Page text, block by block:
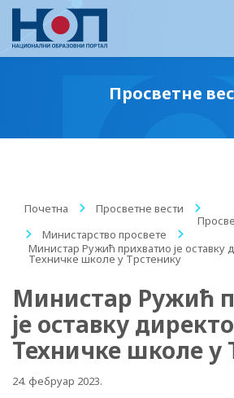
Просветне
Почетна / Просветне вести
/
/
Министарство просвете
/
Министар Ружић прихватио је оставку
Техничке школе у Трстенику
Министар Ружић
је оставку
Техничке школе у
24. фебруар 2023.